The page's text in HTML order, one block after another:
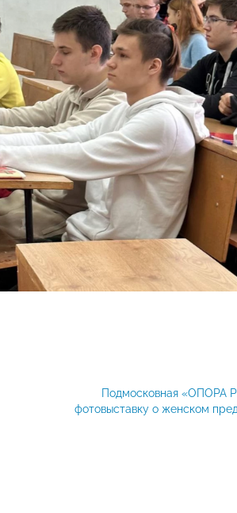
Подмосковная «ОПОРА
фотовыставку о женском